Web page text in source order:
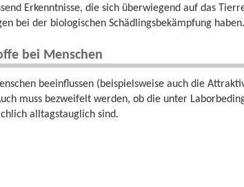
Erkenntnisse, die sich überwiegend auf das
bei der biologischen Schädlingsbekämpfung haben.
bei Menschen
beeinflussen (beispielsweise auch die
muss bezweifelt werden, ob die unter
alltagstauglich sind.